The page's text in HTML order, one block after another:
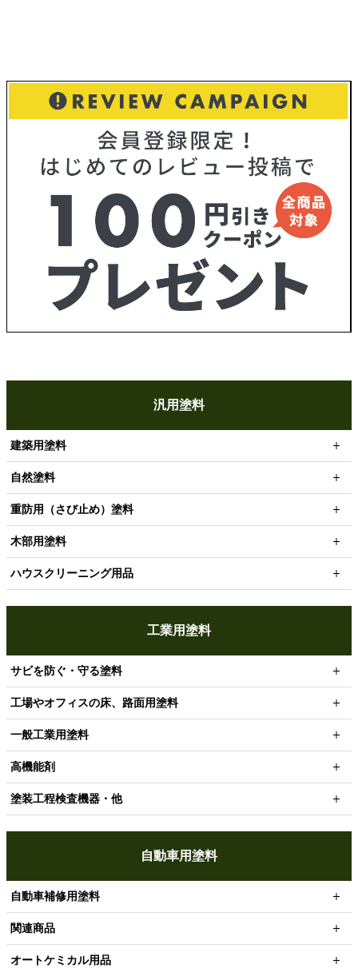
汎用塗料
建築用塗料
自然塗料
重防用（さび止め）塗料
木部用塗料
ハウスクリーニング用品
工業用塗料
サビを防ぐ・守る塗料
工場やオフィスの床、路面用塗料
一般工業用塗料
高機能剤
塗装工程検査機器・他
自動車用塗料
自動車補修用塗料
関連商品
オートケミカル用品